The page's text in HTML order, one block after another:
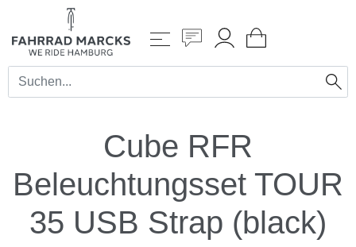
Cube RFR
Beleuchtungsset TOUR
35 USB Strap (black)